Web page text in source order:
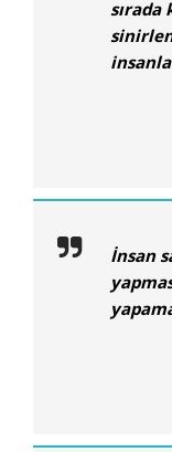
sırada
İnsan